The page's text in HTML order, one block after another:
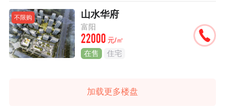
不限购 山水华府
富阳
22000 元/㎡
在售 住宅
加载更多楼盘